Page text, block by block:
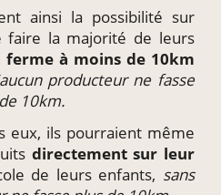
ainsi la possibilité sur
faire la majorité de leurs
à moins de 10km
producteur ne fasse
10km.
eux, ils pourraient même
directementsur leur
de leurs enfants, sans